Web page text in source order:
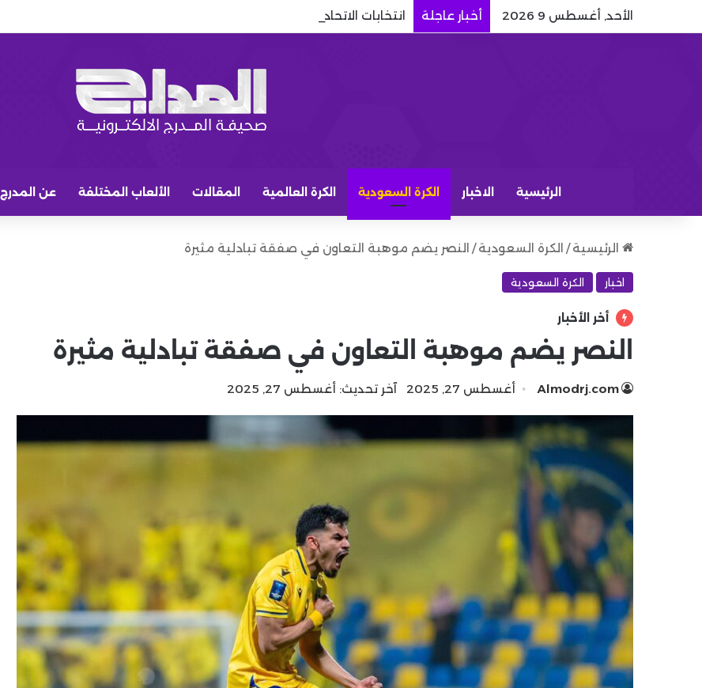
الأحد, أغسطس 9 2026 أخبار عاجلة انتخابات الاتحاد السعودي: توقعات وليد الفراج تشتعل في الاتحاد
الرئيسية الاخبار الكرة السعودية الكرة العالمية المقالات الألعاب المختلفة عن المدرج
الرئيسية / الكرة السعودية / النصر يضم موهبة التعاون في صفقة تبادلية مثيرة
اخبار الكرة السعودية
أخر الأخبار
النصر يضم موهبة التعاون في صفقة تبادلية مثيرة
Almodrj.com أغسطس 27, 2025 آخر تحديث: أغسطس 27, 2025